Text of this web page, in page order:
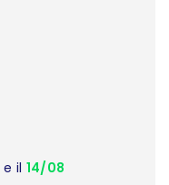
e il 14/08